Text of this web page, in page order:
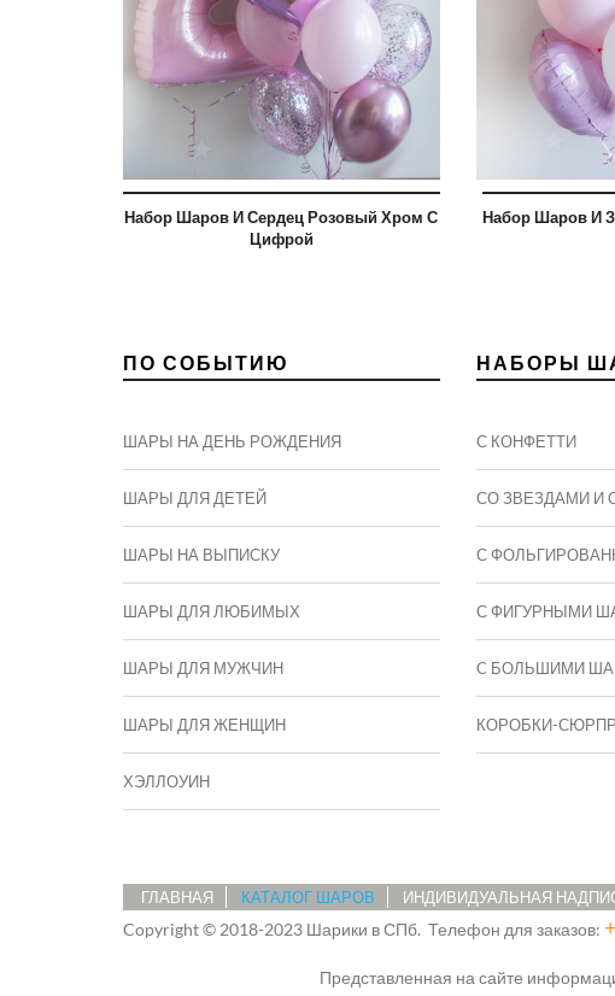
Набор Шаров И Сердец Розовый Хром С
Цифрой
Набор Шаров И
ПО СОБЫТИЮ
ШАРЫ НА ДЕНЬ РОЖДЕНИЯ
ШАРЫ ДЛЯ ДЕТЕЙ
ШАРЫ НА ВЫПИСКУ
ШАРЫ ДЛЯ ЛЮБИМЫХ
ШАРЫ ДЛЯ МУЖЧИН
ШАРЫ ДЛЯ ЖЕНЩИН
ХЭЛЛОУИН
НАБОРЫ
С КОНФЕТТИ
СО ЗВЕЗДАМИ И
С
С ФИГУРНЫМИ
C БОЛЬШИМИ
КОРОБКИ-
ГЛАВНАЯ КАТАЛОГ ШАРОВ ИНДИВИДУАЛЬНАЯ
Copyright © 2018-2023 Шарики в СПб. Телефон для заказов:
Представленная на сайте